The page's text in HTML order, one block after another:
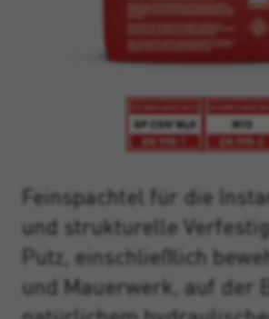
Feinspachtel für die
und strukturelle
Putz, einschließlich
und Mauerwerk, auf der